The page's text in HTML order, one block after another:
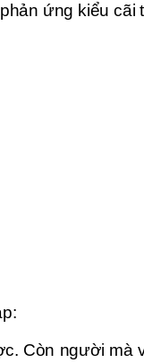
ứng kiểu cãi
Còn người